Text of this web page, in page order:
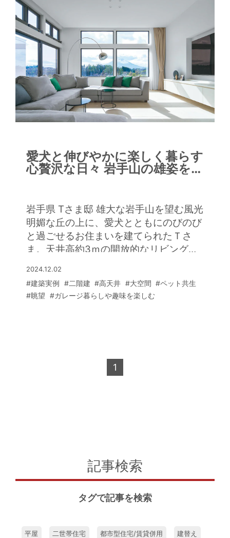
グには、床を下げたピットスタイルのラ
ビットコーナーもあり、ペットのウサギ
も楽しそう。ＬＤＫの大きな窓の外には
フラットにタイルテラスと芝生の庭が広
がり、高くそびえるオリーブの大樹が心
地よい木陰を作っています。オリーブの
樹はＬＤＫからも、2階のサニタリーや
バルコニーからも眺められるＳさま邸の
シンボル。屋内を移動するごとに庭の眺
きのタイルテラスも設けて、アウトドア
のくつろぎスペースに。食事をしたり、
きにしつらえたラグジュアリーなバーラ
ウンジも見逃せません。ここはゲストを
ウェルカムドリンクでおもてなしするス
ペース。ライトアップされた坪庭も美し
らに2階には専用バルコニーで外気浴も
楽しめるサウナルームも設置。リゾート
感に満ちた心豊かな家時間を満喫されて
愛犬と伸びやかに楽しく暮らす
心贅沢な日々 岩手山の雄姿を一
岩手県 Tさま邸 雄大な岩手山を望む風光
明媚な丘の上に、愛犬とともにのびのび
と過ごせるお住まいを建てられたＴさ
ま。天井高約3ｍの開放的なリビングに
ったかのよう。美しい山を借景に、ゆっ
たりと心地よい時間が流れています。
がらリビングへと続くタイル張りの廊下
は、美術館の回廊のような佇まいで、サ
な空間デザインに。タイル張りの床は愛
犬たちが楽しく走り回れるよう、滑りに
ンの壁面収納やパントリー、リビングか
どでスッキリ片付く暮らしを実現。機能
2024.12.02
#建築実例 #二階建 #高天井 #大空間 #ペット共生
#眺望 #ガレージ暮らしや趣味を楽しむ
1
記事検索
タグで記事を検索
平屋 二世帯住宅 都市型住宅/賃貸併用 建替え